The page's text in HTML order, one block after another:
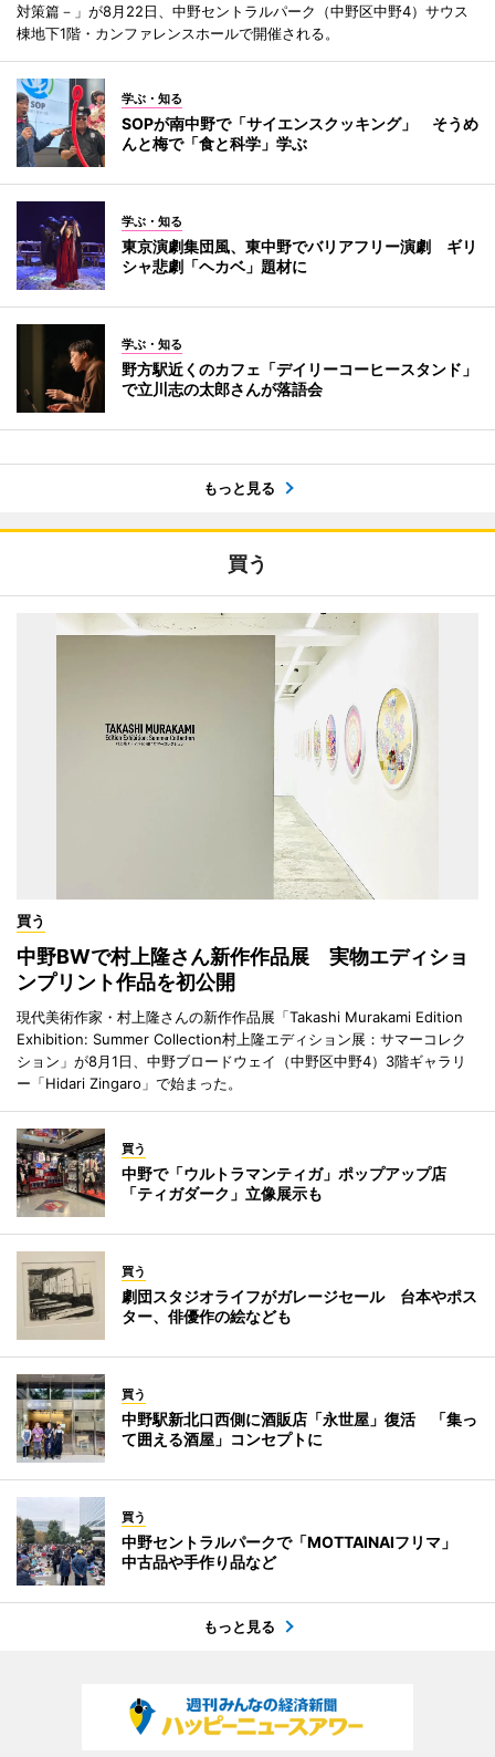
対策篇－」が8月22日、中野セントラルパーク（中野区中野4）サウス
棟地下1階・カンファレンスホールで開催される。
学ぶ・知る
SOPが南中野で「サイエンスクッキング」 そうめ
んと梅で「食と科学」学ぶ
学ぶ・知る
東京演劇集団風、東中野でバリアフリー演劇 ギリ
シャ悲劇「ヘカベ」題材に
学ぶ・知る
野方駅近くのカフェ「デイリーコーヒースタンド」
で立川志の太郎さんが落語会
もっと見る
買う
買う
中野BWで村上隆さん新作作品展 実物エディショ
ンプリント作品を初公開
現代美術作家・村上隆さんの新作作品展「Takashi Murakami Edition
Exhibition: Summer Collection村上隆エディション展：サマーコレク
ション」が8月1日、中野ブロードウェイ（中野区中野4）3階ギャラリ
ー「Hidari Zingaro」で始まった。
買う
中野で「ウルトラマンティガ」ポップアップ店
「ティガダーク」立像展示も
買う
劇団スタジオライフがガレージセール 台本やポス
ター、俳優作の絵なども
買う
中野駅新北口西側に酒販店「永世屋」復活 「集っ
て囲える酒屋」コンセプトに
買う
中野セントラルパークで「MOTTAINAIフリマ」
中古品や手作り品など
もっと見る